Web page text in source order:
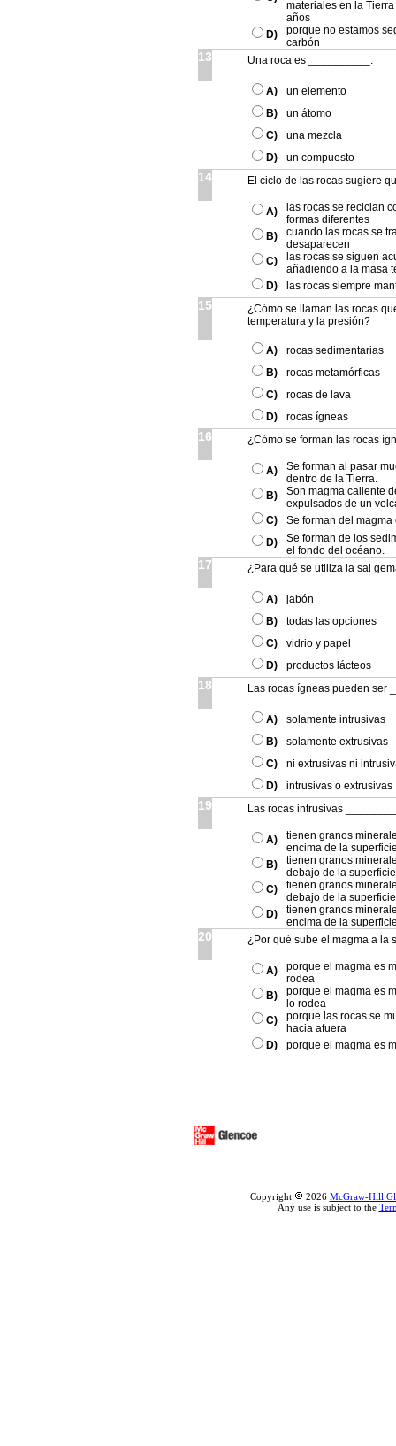
materiales en la
años
D)
porque no estamos
carbón
13 Una roca es __________.
A)
un elemento
B)
un átomo
C)
una mezcla
D)
un compuesto
14 El ciclo de las rocas sugiere
A)
las rocas se reciclan
formas diferentes
B)
cuando las rocas se
desaparecen
C)
las rocas se siguen
añadiendo a la masa
D)
las rocas siempre
15
¿Cómo se llaman las rocas
temperatura y la presión?
A)
rocas sedimentarias
B)
rocas metamórficas
C)
rocas de lava
D)
rocas ígneas
16 ¿Cómo se forman las rocas
A)
Se forman al pasar
dentro de la Tierra.
B)
Son magma caliente
expulsados de un
C)
Se forman del magma
D)
Se forman de los
el fondo del océano.
17 ¿Para qué se utiliza la sal
A)
jabón
B)
todas las opciones
C)
vidrio y papel
D)
productos lácteos
18 Las rocas ígneas pueden ser
A)
solamente intrusivas
B)
solamente extrusivas
C)
ni extrusivas ni
D)
intrusivas o extrusivas
19 Las rocas intrusivas
A)
tienen granos
encima de la
B)
tienen granos
debajo de la
C)
tienen granos
debajo de la
D)
tienen granos
encima de la
20 ¿Por qué sube el magma a la
A)
porque el magma es
rodea
B)
porque el magma es
lo rodea
C)
porque las rocas se
hacia afuera
D)
porque el magma es